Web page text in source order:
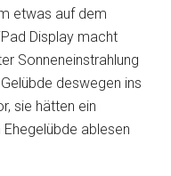
etwas auf dem
Display macht
Sonneneinstrahlung
deswegen ins
sie hätten ein
ablesen